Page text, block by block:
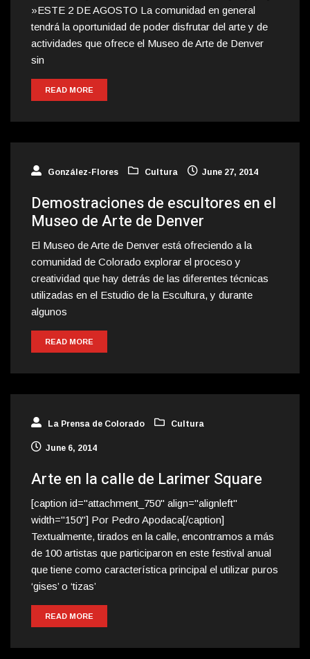
»ESTE 2 DE AGOSTO La comunidad en general
tendrá la oportunidad de poder disfrutar del arte y de
actividades que ofrece el Museo de Arte de Denver
sin
READ MORE
González-Flores Cultura June 27, 2014
Demostraciones de escultores en el
Museo de Arte de Denver
El Museo de Arte de Denver está ofreciendo a la
comunidad de Colorado explorar el proceso y
creatividad que hay detrás de las diferentes técnicas
utilizadas en el Estudio de la Escultura, y durante
algunos
READ MORE
La Prensa de Colorado Cultura
June 6, 2014
Arte en la calle de Larimer Square
[caption id="attachment_750" align="alignleft"
width="150"] Por Pedro Apodaca[/caption]
Textualmente, tirados en la calle, encontramos a más
de 100 artistas que participaron en este festival anual
que tiene como característica principal el utilizar puros
‘gises’ o ‘tizas’
READ MORE